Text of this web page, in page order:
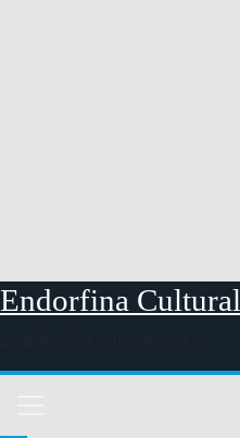
Endorfina Cultural